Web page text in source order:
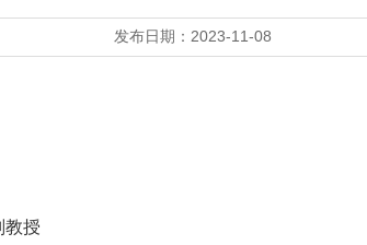
发布日期：2023-11-08
教授